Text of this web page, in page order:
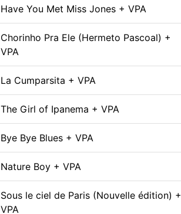
Have You Met Miss Jones + VPA
Chorinho Pra Ele (Hermeto Pascoal) +
VPA
La Cumparsita + VPA
The Girl of Ipanema + VPA
Bye Bye Blues + VPA
Nature Boy + VPA
Sous le ciel de Paris (Nouvelle édition) +
VPA